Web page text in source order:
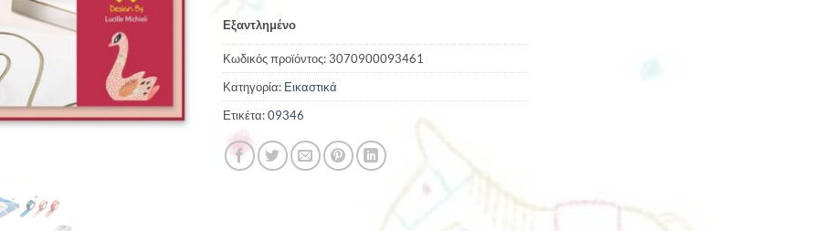
Εξαντλημένο
Κωδικός προϊόντος:3070900093461
Κατηγορία: Εικαστικά
Ετικέτα:09346